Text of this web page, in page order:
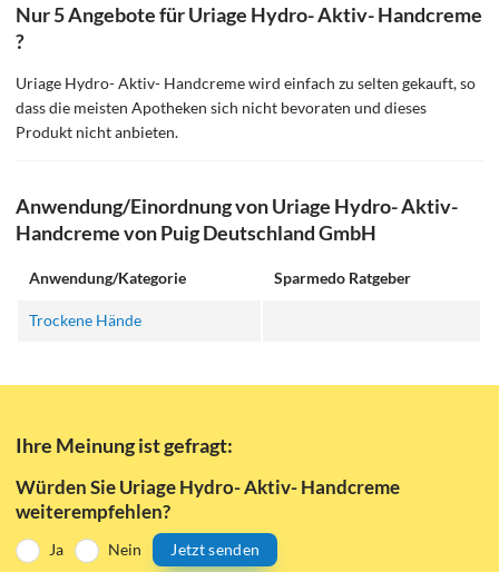
Nur 5 Angebote für Uriage Hydro- Aktiv- Handcreme
?
Uriage Hydro- Aktiv- Handcreme wird einfach zu selten gekauft, so
dass die meisten Apotheken sich nicht bevoraten und dieses
Produkt nicht anbieten.
Anwendung/Einordnung von Uriage Hydro- Aktiv-
Handcreme von Puig Deutschland GmbH
Anwendung/Kategorie Sparmedo Ratgeber
Trockene Hände
Ihre Meinung ist gefragt:
Würden Sie Uriage Hydro- Aktiv- Handcreme
weiterempfehlen?
Ja Nein Jetzt senden